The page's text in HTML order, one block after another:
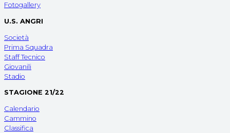
Fotogallery
U.S. ANGRI
Società
Prima Squadra
Staff Tecnico
Giovanili
Stadio
STAGIONE 21/22
Calendario
Cammino
Classifica